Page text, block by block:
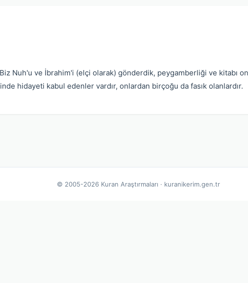
Nuh'u ve İbrahim'i (elçi olarak) gönderdik, peygamberliği ve kitabı
hidayeti kabul edenler vardır, onlardan birçoğu da fasık olanlardır.
© 2005-2026 Kuran Araştırmaları · kuranikerim.gen.tr